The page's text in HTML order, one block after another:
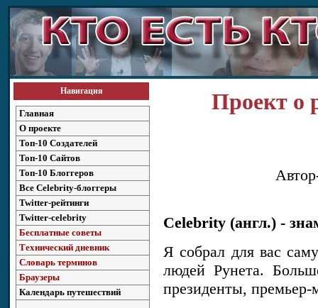
Навигация
Главная
О проекте
Топ-10 Создателей
Топ-10 Сайтов
Топ-10 Блоггеров
Все Celebrity-блоггеры
Twitter-рейтинги
Twitter-celebrity
Бесплатные советы
Технический дневник
Словарь терминов
Браузеры
Календарь путешествий
Проект о
Celebrity (англ.) -
Я собрал для вас
людей Рунета.
президенты,